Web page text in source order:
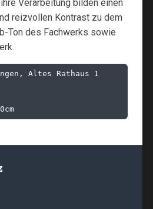
Verarbeitung bilden einen
reizvollen Kontrast zu dem
Ton des Fachwerks sowie
Altes Rathaus 1